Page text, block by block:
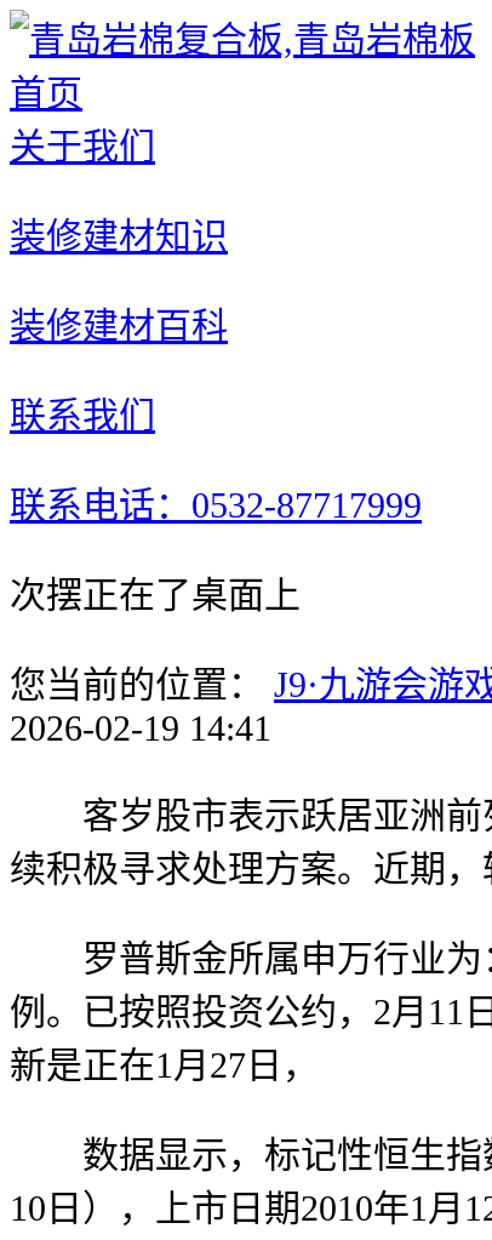
首页
关于我们
装修建材知识
装修建材百科
联系我们
联系电话：0532-87717999
次摆正在了桌面上
您当前的位置： J9·九游会游
2026-02-19 14:41
客岁股市表示跃居亚洲前
续积极寻求处理方案。近期，
罗普斯金所属申万行业为
例。已按照投资公约，2月11
新是正在1月27日，
数据显示，标记性恒生指数
10日），上市日期2010年1